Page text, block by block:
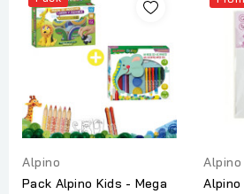
Alpino
Pack Alpino Kids - Mega
Alpino